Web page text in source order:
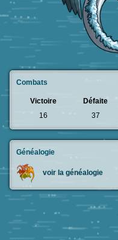
Combats
Victoire
Défaite
16
37
Généalogie
voir la généalogie